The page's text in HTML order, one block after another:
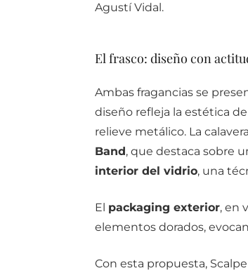
Agustí Vidal.
El frasco: diseño con
Ambas fragancias se
diseño refleja la estética de
relieve metálico. La
Band, que destaca sobre
interior del vidrio, una
El packaging exterior, en
elementos dorados,
Con esta propuesta,